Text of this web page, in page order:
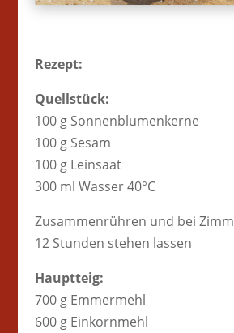
Rezept:
Quellstück:
100 g Sonnenblumenkerne
100 g Sesam
100 g Leinsaat
300 ml Wasser 40°C
Zusammenrühren und bei
12 Stunden stehen lassen
Hauptteig:
700 g Emmermehl
600 g Einkornmehl